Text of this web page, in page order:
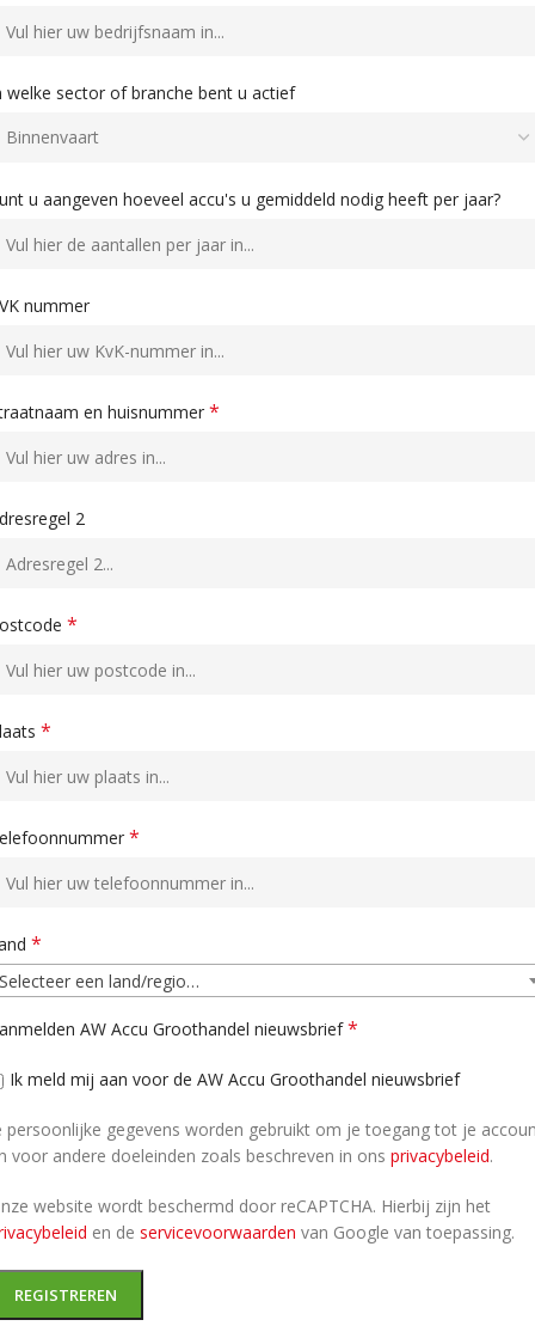
welke sector of branche bent u actief
u aangeven hoeveel accu's u gemiddeld nodig heeft per jaar?
nummer
en huisnummer *
2
*
*
*
*
Selecteer een land/regio…
AW Accu Groothandel nieuwsbrief*
Ik meld mij aan voor de AW Accu Groothandel nieuwsbrief
persoonlijke gegevens worden gebruikt om je toegang tot je
voor andere doeleinden zoals beschreven in ons privacybeleid.
website wordt beschermd door reCAPTCHA. Hierbij zijn het
en de servicevoorwaarden van Google van toepassing.
REGISTREREN